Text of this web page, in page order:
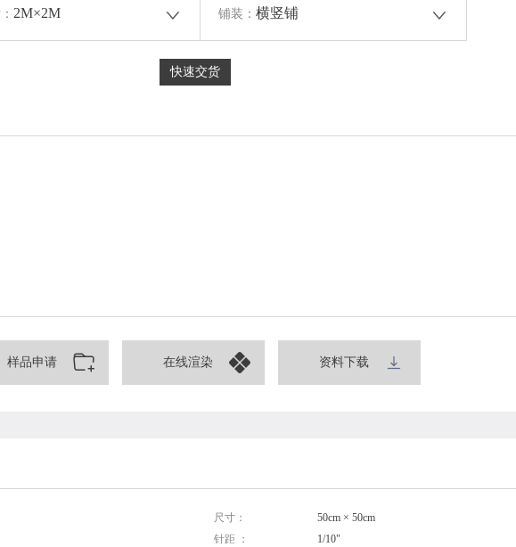
2M×2M 铺装： 横竖铺
快速交货
样品申请 在线渲染 资料下载
尺寸：
50cm × 50cm
针距 ：
1/10"